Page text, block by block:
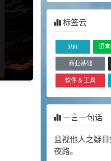
标签云
见闻 语
商业基础
软件 & 工具
一言一句话
且视他人之疑
夜路。